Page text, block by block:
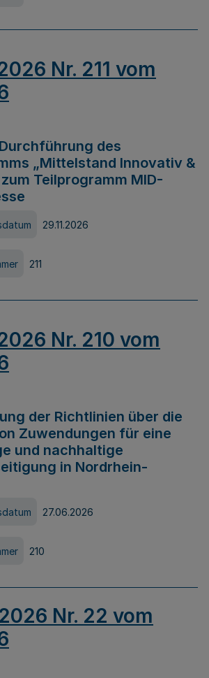
Nr. 211 vom
des
„Mittelstand Innovativ &
Teilprogramm MID-
29.11.2026
211
Nr. 210 vom
der Richtlinien über die
Zuwendungen für eine
und nachhaltige
in Nordrhein-
27.06.2026
210
Nr. 22 vom